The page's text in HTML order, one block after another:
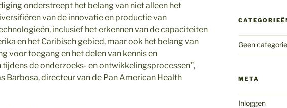
onderstreept het belang van niet alleen het
van de innovatie en productie van
inclusief het erkennen van de capaciteiten
en het Caribisch gebied, maar ook het belang van
voor toegang en het delen van kennis en
de onderzoeks- en ontwikkelingsprocessen”,
Barbosa, directeur van de Pan American Health
Geen categorie
META
Inloggen